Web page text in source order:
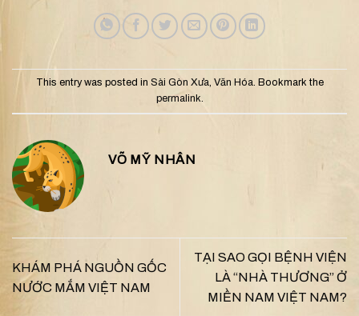
This entry was posted in Sài Gòn Xưa, Văn Hóa. Bookmark the
permalink.
VÕ MỸ NHÂN
KHÁM PHÁ NGUỒN GỐC
NƯỚC MẮM VIỆT NAM
TẠI SAO GỌI BỆNH VIỆN
LÀ “NHÀ THƯƠNG” Ở
MIỀN NAM VIỆT NAM?